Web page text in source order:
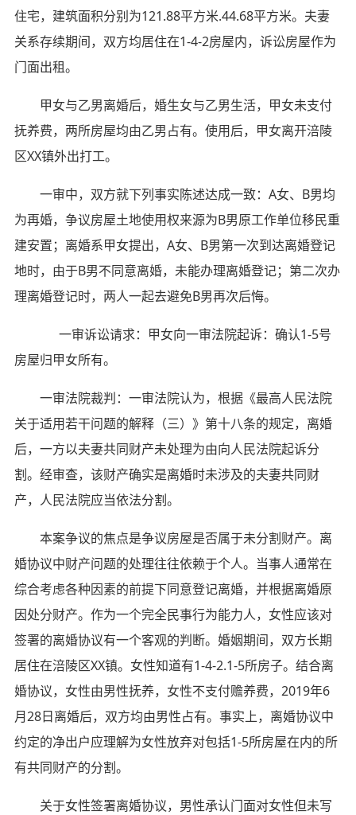
住宅，建筑面积分别为121.88平方米.44.68平方米。夫妻
关系存续期间，双方均居住在1-4-2房屋内，诉讼房屋作为
门面出租。
甲女与乙男离婚后，婚生女与乙男生活，甲女未支付
抚养费，两所房屋均由乙男占有。使用后，甲女离开涪陵
区XX镇外出打工。
一审中，双方就下列事实陈述达成一致：A女、B男均
为再婚，争议房屋土地使用权来源为B男原工作单位移民重
建安置；离婚系甲女提出，A女、B男第一次到达离婚登记
地时，由于B男不同意离婚，未能办理离婚登记；第二次办
理离婚登记时，两人一起去避免B男再次后悔。
一审诉讼请求：甲女向一审法院起诉：确认1-5号
房屋归甲女所有。
一审法院裁判：一审法院认为，根据《最高人民法院
关于适用若干问题的解释（三）》第十八条的规定，离婚
后，一方以夫妻共同财产未处理为由向人民法院起诉分
割。经审查，该财产确实是离婚时未涉及的夫妻共同财
产，人民法院应当依法分割。
本案争议的焦点是争议房屋是否属于未分割财产。离
婚协议中财产问题的处理往往依赖于个人。当事人通常在
综合考虑各种因素的前提下同意登记离婚，并根据离婚原
因处分财产。作为一个完全民事行为能力人，女性应该对
签署的离婚协议有一个客观的判断。婚姻期间，双方长期
居住在涪陵区XX镇。女性知道有1-4-2.1-5所房子。结合离
婚协议，女性由男性抚养，女性不支付赡养费，2019年6
月28日离婚后，双方均由男性占有。事实上，离婚协议中
约定的净出户应理解为女性放弃对包括1-5所房屋在内的所
有共同财产的分割。
关于女性签署离婚协议，男性承认门面对女性但未写